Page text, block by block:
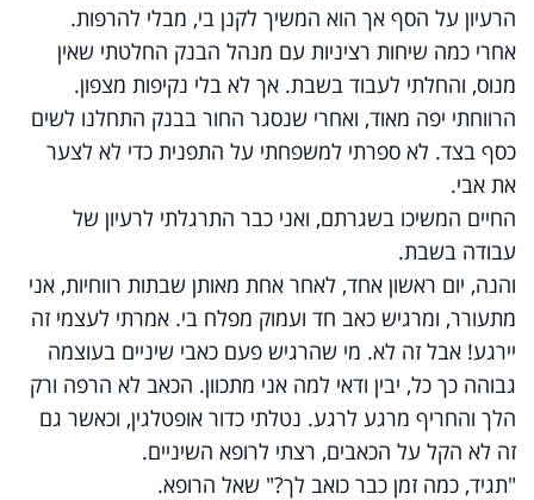
הרעיון על הסף אך הוא המשיך לקנן בי, מבלי להרפות.
אחרי כמה שיחות רציניות עם מנהל הבנק החלטתי שאין
מנוס, והחלתי לעבוד בשבת. אך לא בלי נקיפות מצפון.
הרווחתי יפה מאוד, ואחרי שנסגר החור בבנק התחלנו לשים
כסף בצד. לא ספרתי למשפחתי על התפנית כדי לא לצער
את אבי.
החיים המשיכו בשגרתם, ואני כבר התרגלתי לרעיון של
עבודה בשבת.
והנה, יום ראשון אחד, לאחר אחת מאותן שבתות רווחיות, אני
מתעורר, ומרגיש כאב חד ועמוק מפלח בי. אמרתי לעצמי זה
יירגע! אבל זה לא. מי שהרגיש פעם כאבי שיניים בעוצמה
גבוהה כך כל, יבין ודאי למה אני מתכוון. הכאב לא הרפה ורק
הלך והחריף מרגע לרגע. נטלתי כדור אופטלגין, וכאשר גם
זה לא הקל על הכאבים, רצתי לרופא השיניים.
"תגיד, כמה זמן כבר כואב לך?" שאל הרופא.